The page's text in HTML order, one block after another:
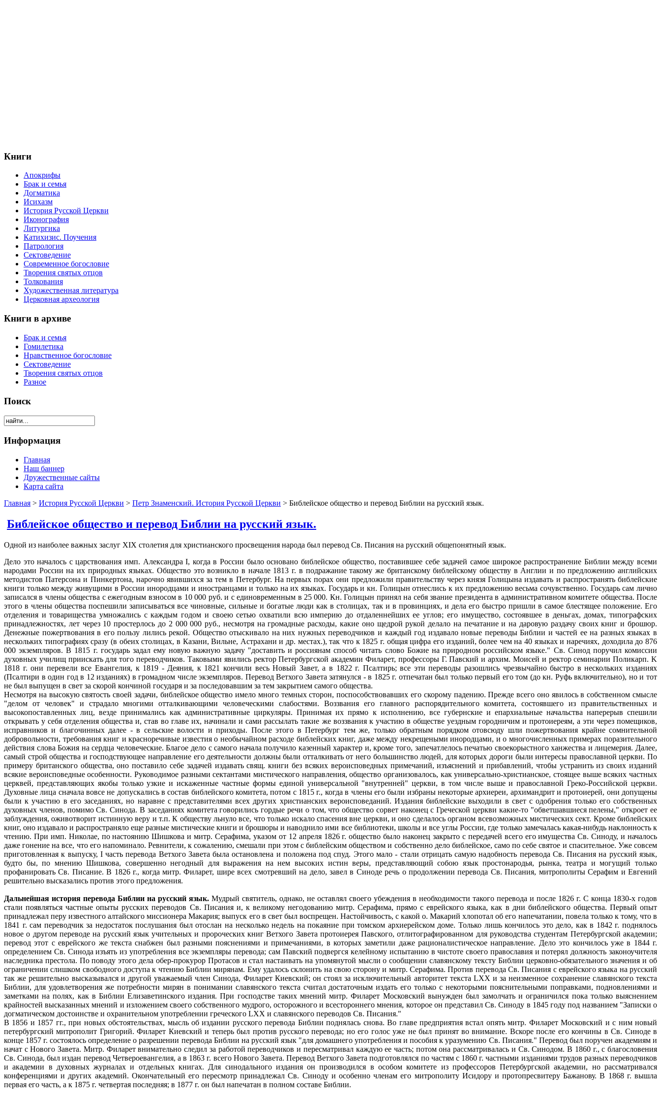
Книги
Апокрифы
Брак и семья
Догматика
Исихазм
История Русской Церкви
Иконография
Литургика
Катихизис. Поучения
Патрология
Сектоведение
Современное богословие
Творения святых отцов
Толкования
Художественная литература
Церковная археология
Книги в архиве
Брак и семья
Гомилетика
Нравственное богословие
Сектоведение
Творения святых отцов
Разное
Поиск
Информация
Главная
Наш баннер
Дружественные сайты
Карта сайта
Главная > История Русской Церкви > Петр Знаменский. История Русской Церкви > Библейское общество и перевод Библии на русский язык.
Библейское общество и перевод Библии на русский язык.
Одной из наиболее важных заслуг XIX столетия для христианского просвещения народа был перевод Св. Писания на русский общепонятный язык.
Дело это началось с царствования имп. Александра I, когда в России было основано библейское общество, поставившее себе задачей самое широкое распространение Библии между всеми
народами России на их природных языках. Общество это возникло в начале 1813 г. в подражание такому же британскому библейскому обществу в Англии и по предложению английских
методистов Патерсона и Пинкертона, нарочно явившихся за тем в Петербург. На первых порах они предложили правительству через князя Голицына издавать и распространять библейские
книги только между живущими в России инородцами и иностранцами и только на их языках. Государь и кн. Голицын отнеслись к их предложению весьма сочувственно. Государь сам лично
записался в члены общества с ежегодным взносом в 10 000 руб. и с единовременным в 25 000. Кн. Голицын принял на себя звание президента в административном комитете общества. После
этого в члены общества поспешили записываться все чиновные, сильные и богатые люди как в столицах, так и в провинциях, и дела его быстро пришли в самое блестящее положение. Его
отделения и товарищества умножались с каждым годом и своею сетью охватили всю империю до отдаленнейших ее углов; его имущество, состоявшее в деньгах, домах, типографских
принадлежностях, лет через 10 простерлось до 2 000 000 руб., несмотря на громадные расходы, какие оно щедрой рукой делало на печатание и на даровую раздачу своих книг и брошюр.
Денежные пожертвования в его пользу лились рекой. Общество отыскивало на них нужных переводчиков и каждый год издавало новые переводы Библии и частей ее на разных языках в
нескольких типографиях сразу (в обеих столицах, в Казани, Вильне, Астрахани и др. местах.), так что к 1825 г. общая цифра его изданий, более чем на 40 языках и наречиях, доходила до 876
000 экземпляров. Β 1815 г. государь задал ему новую важную задачу "доставить и россиянам способ читать слово Божие на природном российском языке." Св. Синод поручил комиссии
духовных училищ приискать для того переводчиков. Таковыми явились ректор Петербургской академии Филарет, профессоры Г. Павский и архим. Моисей и ректор семинарии Поликарп. K
1818 г. они перевели все Евангелия, к 1819 - Деяния, к 1821 кончили весь Новый Завет, а в 1822 г. Псалтирь; все эти переводы разошлись чрезвычайно быстро в нескольких изданиях
(Псалтири в один год в 12 изданиях) в громадном числе экземпляров. Перевод Ветхого Завета затянулся - в 1825 г. отпечатан был только первый его том (до кн. Руфь включительно), но и тот
не был выпущен в свет за скорой кончиной государя и за последовавшим за тем закрытием самого общества.
Несмотря на высокую святость своей задачи, библейское общество имело много темных сторон, поспособствовавших его скорому падению. Прежде всего оно явилось в собственном смысле
"делом от человек" и страдало многими отталкивающими человеческими слабостями. Воззвания его главного распорядительного комитета, состоявшего из правительственных и
высокопоставленных лиц, везде принимались как административные циркуляры. Принимая их прямо к исполнению, все губернские и епархиальные начальства наперерыв спешили
открывать y себя отделения общества и, став во главе их, начинали и сами рассылать такие же воззвания к участию в обществе уездным городничим и протоиереям, а эти через помещиков,
исправников и благочинных далее - в сельские волости и приходы. После этого в Петербург тем же, только обратным порядком отовсюду шли пожертвования крайне сомнительной
добровольности, требования книг и красноречивые известия ο необычайном расходе библейских книг, даже между некрещеными инородцами, и ο многочисленных примерах поразительного
действия слова Божия на сердца человеческие. Благое дело с самого начала получило казенный характер и, кроме того, запечатлелось печатью своекорыстного ханжества и лицемерия. Далее,
самый строй общества и господствующее направление его деятельности должны были отталкивать от него большинство людей, для которых дороги были интересы православной церкви. По
примеру британского общества, оно поставило себе задачей издавать свящ. книги без всяких вероисповедных примечаний, изъяснений и прибавлений, чтобы устранить из своих изданий
всякие вероисповедные особенности. Руководимое разными сектантами мистического направления, общество организовалось, как универсально-христианское, стоящее выше всяких частных
церквей, представляющих якобы только узкие и искаженные частные формы единой универсальной "внутренней" церкви, в том числе выше и православной Греко-Российской церкви.
Духовные лица сначала вовсе не допускались в состав библейского комитета, потом с 1815 г., когда в члены его были избраны некоторые архиереи, архимандрит и протоиерей, они допущены
были к участию в его заседаниях, но наравне с представителями всех других христианских вероисповеданий. Издания библейские выходили в свет с одобрения только его собственных
духовных членов, помимо Св. Синода. Β заседаниях комитета говорились гордые речи ο том, что общество сорвет наконец с Греческой церкви какие-то "обветшавшиеся пелены," откроет ее
заблуждения, оживотворит истинную веру и т.п. К обществу льнуло все, что только искало спасения вне церкви, и оно сделалось органом всевозможных мистических сект. Кроме библейских
книг, оно издавало и распространяло еще разные мистические книги и брошюры и наводнило ими все библиотеки, школы и все углы России, где только замечалась какая-нибудь наклонность к
чтению. При имп. Николае, по настоянию Шишкова и митр. Серафима, указом от 12 апреля 1826 г. общество было наконец закрыто с передачей всего его имущества Св. Синоду, и началось
даже гонение на все, что его напоминало. Ревнители, к сожалению, смешали при этом с библейским обществом и собственно дело библейское, само по себе святое и спасительное. Уже совсем
приготовленная к выпуску, I часть перевода Ветхого Завета была остановлена и положена под спуд. Этого мало - стали отрицать самую надобность перевода Св. Писания на русский язык,
будто бы, по мнению Шишкова, совершенно негодный для выражения на нем высоких истин веры, представляющий собою язык простонародья, рынка, театра и могущий только
профанировать Св. Писание. Β 1826 г., когда митр. Филарет, шире всех смотревший на дело, завел в Синоде речь ο продолжении перевода Св. Писания, митрополиты Серафим и Евгений
решительно высказались против этого предложения.
Дальнейшая история перевода Библии на русский язык. Мудрый святитель, однако, не оставлял своего убеждения в необходимости такого перевода и после 1826 г. С конца 1830-х годов
стали появляться частные опыты русских переводов Св. Писания и, к великому негодованию митр. Серафима, прямо с еврейского языка, как в дни библейского общества. Первый опыт
принадлежал перу известного алтайского миссионера Макария; выпуск его в свет был воспрещен. Настойчивость, с какой о. Макарий хлопотал об его напечатании, повела только к тому, что в
1841 г. сам переводчик за недостаток послушания был отослан на несколько недель на покаяние при томском архиерейском доме. Только лишь кончилось это дело, как в 1842 г. поднялось
новое ο другом переводе на русский язык учительных и пророческих книг Ветхого Завета протоиерея Павского, отлитографированном для руководства студентам Петербургской академии;
перевод этот с еврейского же текста снабжен был разными пояснениями и примечаниями, в которых заметили даже рационалистическое направление. Дело это кончилось уже в 1844 г.
определением Св. Синода изъять из употребления все экземпляры перевода; сам Павский подвергся келейному испытанию в чистоте своего православия и потерял должность законоучителя
наследника престола. По поводу этого дела обер-прокурор Протасов и стал настаивать на упомянутой мысли ο сообщении славянскому тексту Библии церковно-обязательного значения и об
ограничении слишком свободного доступа к чтению Библии мирянам. Ему удалось склонить на свою сторону и митр. Серафима. Против перевода Св. Писания с еврейского языка на русский
так же решительно высказывался и другой уважаемый член Синода, Филарет Киевский; он стоял за исключительный авторитет текста LXX и за неизменное сохранение славянского текста
Библии, для удовлетворения же потребности мирян в понимании славянского текста считал достаточным издать его только с некоторыми пояснительными поправками, подновлениями и
заметками на полях, как в Библии Елизаветинского издания. При господстве таких мнений митр. Филарет Московский вынужден был замолчать и ограничился пока только выяснением
крайностей высказанных мнений и изложением своего собственного мудрого, осторожного и всестороннего мнения, которое он представил Св. Синоду в 1845 году под названием "Записки ο
догматическом достоинстве и охранительном употреблении греческого LXX и славянского переводов Св. Писания."
Β 1856 и 1857 гг., при новых обстоятельствах, мысль об издании русского перевода Библии поднялась снова. Во главе предприятия встал опять митр. Филарет Московский и с ним новый
петербургский митрополит Григорий. Филарет Киевский и теперь был против русского перевода; но его голос уже не был принят во внимание. Вскоре после его кончины в Св. Синоде в
конце 1857 г. состоялось определение ο разрешении перевода Библии на русский язык "для домашнего употребления и пособия к уразумению Св. Писания." Перевод был поручен академиям и
начат с Нового Завета. Митр. Филарет внимательно следил за работой переводчиков и пересматривал каждую ее часть; потом она рассматривалась и Св. Синодом. B 1860 г., с благословения
Св. Синода, был издан перевод Четвероевангелия, а в 1863 г. всего Нового Завета. Перевод Ветхого Завета подготовлялся по частям с 1860 г. частными изданиями трудов разных переводчиков
и академии в духовных журналах и отдельных книгах. Для синодального издания он производился в особом комитете из профессоров Петербургской академии, но рассматривался
конференциями и других академий. Окончательный его пересмотр принадлежал Св. Синоду и особенно членам его митрополиту Исидору и протопресвитеру Бажанову. B 1868 г. вышла
первая его часть, а к 1875 г. четвертая последняя; в 1877 г. он был напечатан в полном составе Библии.